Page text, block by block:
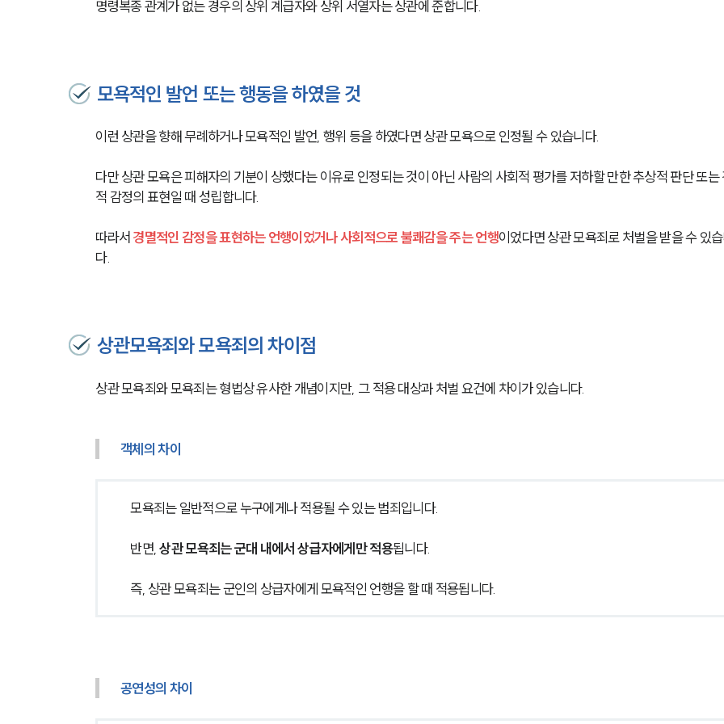
명령복종 관계가 없는 경우의 상위 계급자와 상위 서열자는 상관에 준합니다.
모욕적인 발언 또는 행동을 하였을 것
이런 상관을 향해 무례하거나 모욕적인 발언, 행위 등을 하였다면 상관 모욕으로 인정될 수 있습니다.
다만 상관 모욕은 피해자의 기분이 상했다는 이유로 인정되는 것이 아닌 사람의 사회적 평가를 저하할 만한 추상적 판단 또는
적 감정의 표현일 때 성립합니다.
따라서 경멸적인 감정을 표현하는 언행이었거나 사회적으로 불쾌감을 주는 언행이었다면 상관 모욕죄로 처벌을 받을 수 있습
다.
상관모욕죄와 모욕죄의 차이점
상관 모욕죄와 모욕죄는 형법상 유사한 개념이지만, 그 적용 대상과 처벌 요건에 차이가 있습니다.
객체의 차이
모욕죄는 일반적으로 누구에게나 적용될 수 있는 범죄입니다.
반면, 상관 모욕죄는 군대 내에서 상급자에게만 적용됩니다.
즉, 상관 모욕죄는 군인의 상급자에게 모욕적인 언행을 할 때 적용됩니다.
공연성의 차이